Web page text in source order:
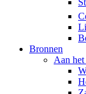
Bronnen
Aan het